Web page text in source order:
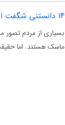
14 دانستنی شگفت انگیز درباره اولین خودروی هیبریدی دنیا؛ نبوغ فردیناند پورشه در سال 1898
بسیاری از مردم تصور
ماسک هستند. اما